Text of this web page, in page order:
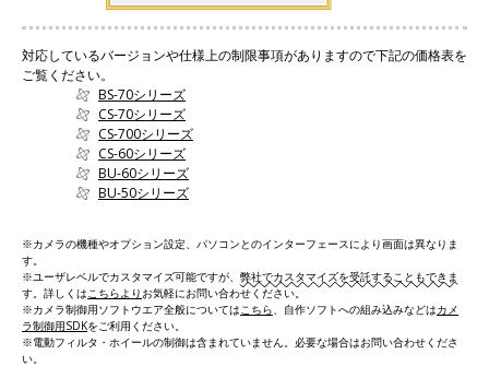
対応しているバージョンや仕様上の制限事項がありますので下記の価格表を
ご覧ください。
BS-70シリーズ
CS-70シリーズ
CS-700シリーズ
CS-60シリーズ
BU-60シリーズ
BU-50シリーズ
※カメラの機種やオプション設定、パソコンとのインターフェースにより画面は異なりま
す。
※ユーザレベルでカスタマイズ可能ですが、 弊社でカスタマイズを受託することもできま
す。詳しくはこちらよりお気軽にお問い合わせください。
※カメラ制御用ソフトウエア全般についてはこちら、自作ソフトへの組み込みなどはカメ
ラ制御用SDKをご利用ください。
※電動フィルタ・ホイールの制御は含まれていません。必要な場合はお問い合わせくださ
い。